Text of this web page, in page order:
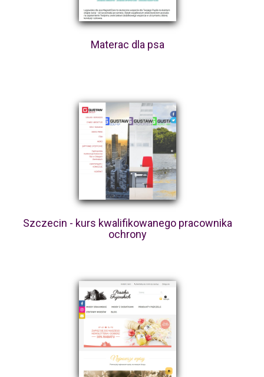
Materac dla psa
Szczecin - kurs kwalifikowanego pracownika
ochrony